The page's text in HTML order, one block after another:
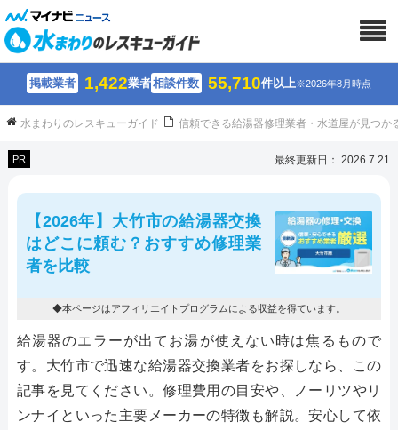
掲載業者 1,422業者相談件数 55,710件以上※2026年8月時点
水まわりのレスキューガイド 信頼できる給湯器修理業者・水道屋が見つか
PR 最終更新日： 2026.7.21
【2026年】大竹市の給湯器交換
はどこに頼む？おすすめ修理業
者を比較
◆本ページはアフィリエイトプログラムによる収益を得ています。
給湯器のエラーが出てお湯が使えない時は焦るもので
す。大竹市で迅速な給湯器交換業者をお探しなら、この
記事を見てください。修理費用の目安や、ノーリツやリ
ンナイといった主要メーカーの特徴も解説。安心して依